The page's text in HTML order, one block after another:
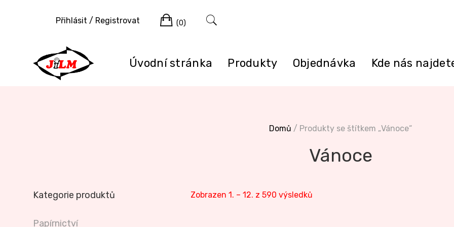
Úvodní stránka Produkty Objednávka Kde nás
Přihlásit / Registrovat Cart
(0)
Domů / Produkty se štítkem „Vánoce“
Vánoce
Zobrazen 1. – 12. z 590 výsledků
Kategorie produktů
Papírnictví